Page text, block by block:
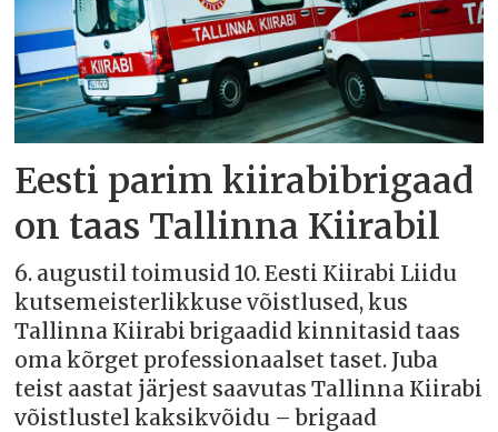
Eesti parim kiirabibrigaad
on taas Tallinna Kiirabil
6. augustil toimusid 10. Eesti Kiirabi Liidu
kutsemeisterlikkuse võistlused, kus
Tallinna Kiirabi brigaadid kinnitasid taas
oma kõrget professionaalset taset. Juba
teist aastat järjest saavutas Tallinna Kiirabi
võistlustel kaksikvõidu – brigaad